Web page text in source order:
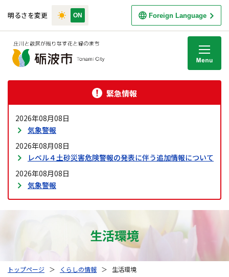
明るさを変更 Foreign Language
緊急情報
2026年08月08日
気象警報
2026年08月08日
レベル４土砂災害危険警報の発表に伴う追加情報について
2026年08月08日
気象警報
生活環境
トップページ ＞ くらしの情報 ＞ 生活環境